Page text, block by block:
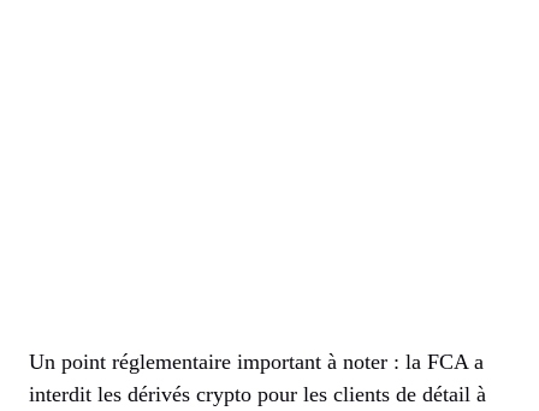
Un point réglementaire important à noter : la FCA a
interdit les dérivés crypto pour les clients de détail à